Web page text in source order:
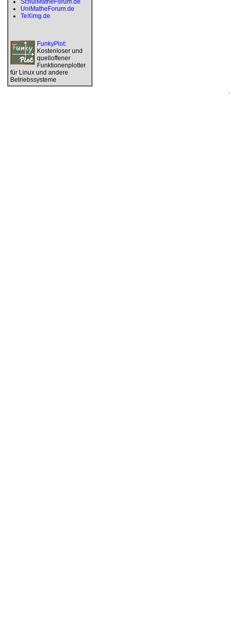
SchulMatheForum.de
UniMatheForum.de
TeXimg.de
FunkyPlot:
Kostenloser und
quelloffener
Funktionenplotter
für Linux und andere
Betriebssysteme